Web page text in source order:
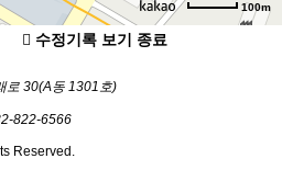
100m
수정기록 보기 종료
로 30(A동 1301호)
822-6566
Reserved.